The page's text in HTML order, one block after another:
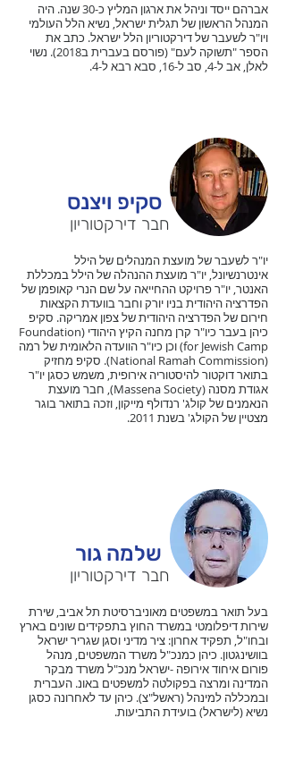
אברהם ייסד וניהל את ארגון המליץ כ-30 שנה. היה
המנהל הראשון של תגלית ישראל, נשיא הלל העולמי
ויו"ר לשעבר של דירקטוריון הלל ישראל. כתב את
הספר "תשוקה לעם" (פורסם בעברית ב2018). נשוי
לאלן, אב ל-4, סב ל-16, סבא רבא ל-4.
סקיפ ויצנס
חבר דירקטוריון
יו"ר לשעבר של מועצת המנהלים של הילל
אינטרנשיונל, יו"ר מועצת ההנהלה של הילל במכללת
האנטר, יו"ר פרויקט ההחייאה על שם הנרי קאופמן של
הפדרציה היהודית בניו יורק וחבר בוועדת הקצאות
חירום של הפדרציה היהודית של צפון אמריקה. סקיפ
כיהן בעבר כיו"ר קרן מחנה הקיץ היהודי (Foundation
for Jewish Camp) וכן כיו"ר הוועדה הלאומית של רמה
(National Ramah Commission). סקיפ מחזיק
בתואר דוקטור להיסטוריה אירופית, משמש כסגן יו"ר
אגודת מסנה (Massena Society), חבר מועצת
הנאמנים של קולג' רנדולף מייקון, וזכה בתואר בוגר
מצטיין של הקולג' בשנת 2011.
שלמה גור
חבר דירקטוריון
בעל תואר במשפטים מאוניברסיטת תל אביב, שירת
שירות דיפלומטי במשרד החוץ בתפקידים שונים בארץ
ובחו"ל, תפקיד אחרון: ציר מדיני וסגן שגריר ישראל
בוושינגטון. כיהן כמנכ"ל משרד המשפטים, מנהל
פורום איחוד אירופה -ישראל מנכ"ל משרד מבקר
המדינה ומרצה בפקולטה למשפטים באונ. העברית
ובמכללה למינהל (ראשל"צ). כיהן עד לאחרונה כסגן
נשיא (לישראל) בועידת התביעות.